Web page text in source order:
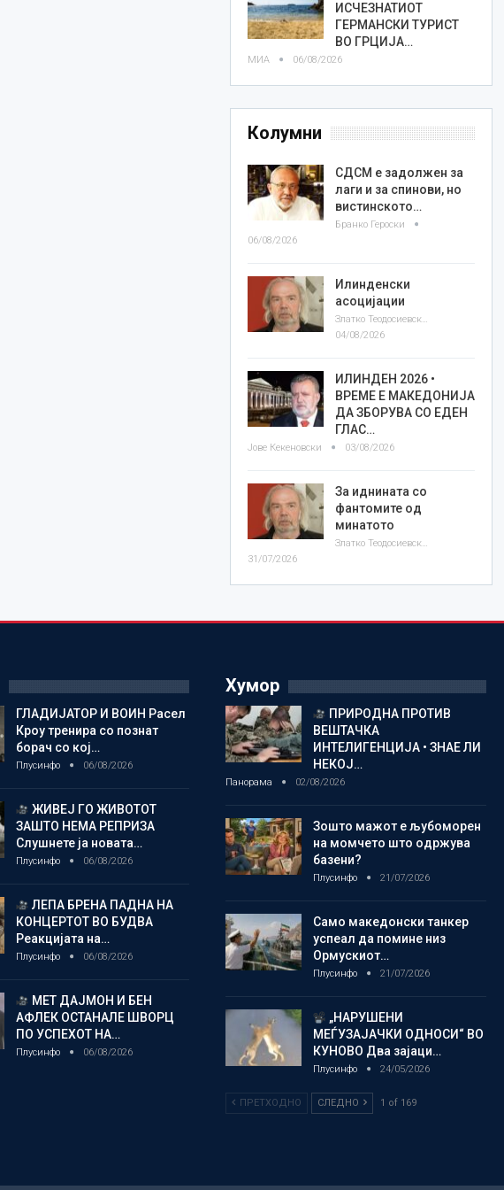
ИСЧЕЗНАТИОТ
ГЕРМАНСКИ ТУРИСТ
ВО ГРЦИЈА…
МИА 06/08/2026
Колумни
СДСМ е задолжен за
лаги и за спинови, но
вистинското…
Бранко Героски
06/08/2026
Илинденски
асоцијации
Златко Теодосиевски
04/08/2026
ИЛИНДЕН 2026 •
ВРЕМЕ Е МАКЕДОНИЈА
ДА ЗБОРУВА СО ЕДЕН
ГЛАС…
Јове Кекеновски 03/08/2026
За иднината со
фантомите од
минатото
Златко Теодосиевски
31/07/2026
ГЛАДИЈАТОР И ВОИН Расел
Кроу тренира со познат
борач со кој…
Плусинфо 06/08/2026
ЖИВЕЈ ГО ЖИВОТОТ
ЗАШТО НЕМА РЕПРИЗА
Слушнете ја новата…
Плусинфо 06/08/2026
ЛЕПА БРЕНА ПАДНА НА
КОНЦЕРТОТ ВО БУДВА
Реакцијата на…
Плусинфо 06/08/2026
МЕТ ДАЈМОН И БЕН
АФЛЕК ОСТАНАЛЕ ШВОРЦ
ПО УСПЕХОТ НА…
Плусинфо 06/08/2026
Хумор
ПРИРОДНА ПРОТИВ
ВЕШТАЧКА
ИНТЕЛИГЕНЦИЈА • ЗНАЕ ЛИ
НЕКОЈ…
Панорама 02/08/2026
Зошто мажот е љубоморен
на момчето што одржува
базени?
Плусинфо 21/07/2026
Само македонски танкер
успеал да помине низ
Ормускиот…
Плусинфо 21/07/2026
„НАРУШЕНИ
МЕЃУЗАЈАЧКИ ОДНОСИ“ ВО
КУНОВО Два зајаци…
Плусинфо 24/05/2026
ПРЕТХОДНО СЛЕДНО 1 of 169